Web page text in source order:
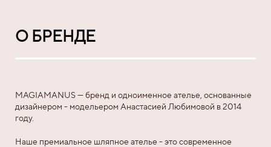
О БРЕНДЕ
MAGIAMANUS — бренд и одноименное ателье, основанные
дизайнером - модельером Анастасией Любимовой в 2014
году.
Наше премиальное шляпное ателье - это современное